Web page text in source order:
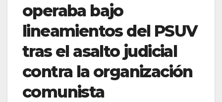
operaba bajo
lineamientos del PSUV
tras el asalto judicial
contra la organización
comunista